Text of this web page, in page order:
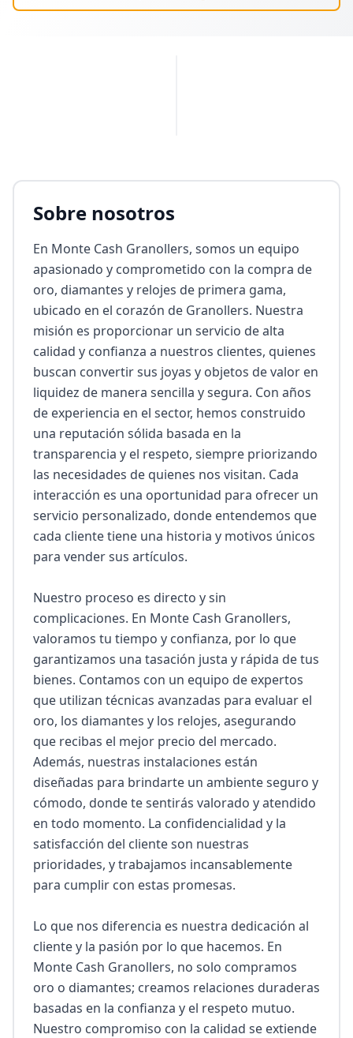
Sobre nosotros
En Monte Cash Granollers, somos un equipo
apasionado y comprometido con la compra de
oro, diamantes y relojes de primera gama,
ubicado en el corazón de Granollers. Nuestra
misión es proporcionar un servicio de alta
calidad y confianza a nuestros clientes, quienes
buscan convertir sus joyas y objetos de valor en
liquidez de manera sencilla y segura. Con años
de experiencia en el sector, hemos construido
una reputación sólida basada en la
transparencia y el respeto, siempre priorizando
las necesidades de quienes nos visitan. Cada
interacción es una oportunidad para ofrecer un
servicio personalizado, donde entendemos que
cada cliente tiene una historia y motivos únicos
para vender sus artículos.
Nuestro proceso es directo y sin
complicaciones. En Monte Cash Granollers,
valoramos tu tiempo y confianza, por lo que
garantizamos una tasación justa y rápida de tus
bienes. Contamos con un equipo de expertos
que utilizan técnicas avanzadas para evaluar el
oro, los diamantes y los relojes, asegurando
que recibas el mejor precio del mercado.
Además, nuestras instalaciones están
diseñadas para brindarte un ambiente seguro y
cómodo, donde te sentirás valorado y atendido
en todo momento. La confidencialidad y la
satisfacción del cliente son nuestras
prioridades, y trabajamos incansablemente
para cumplir con estas promesas.
Lo que nos diferencia es nuestra dedicación al
cliente y la pasión por lo que hacemos. En
Monte Cash Granollers, no solo compramos
oro o diamantes; creamos relaciones duraderas
basadas en la confianza y el respeto mutuo.
Nuestro compromiso con la calidad se extiende